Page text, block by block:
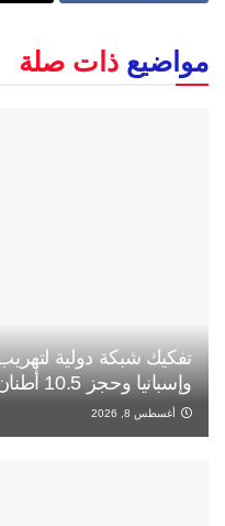
مواضيع ذات صلة
تفكيك شبكة دولية
وإسبانيا وحجز 10.5 أطنان
أغسطس 8, 2026